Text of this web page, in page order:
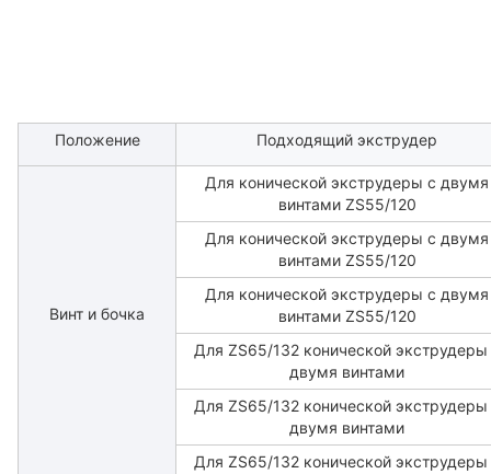
Положение Подходящий экструдер
Винт и бочка
Для конической экструдеры с двумя
винтами ZS55/120
Для конической экструдеры с двумя
винтами ZS55/120
Для конической экструдеры с двумя
винтами ZS55/120
Для ZS65/132 конической экструдеры
двумя винтами
Для ZS65/132 конической экструдеры
двумя винтами
Для ZS65/132 конической экструдеры